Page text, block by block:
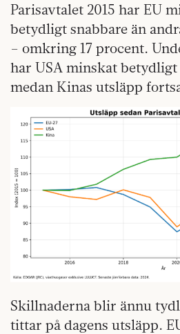
Parisavtalet 2015 har EU
betydligt snabbare än
– omkring 17 procent.
har USA minskat betydligt
medan Kinas utsläpp
Skillnaderna blir ännu
tittar på dagens utsläpp.